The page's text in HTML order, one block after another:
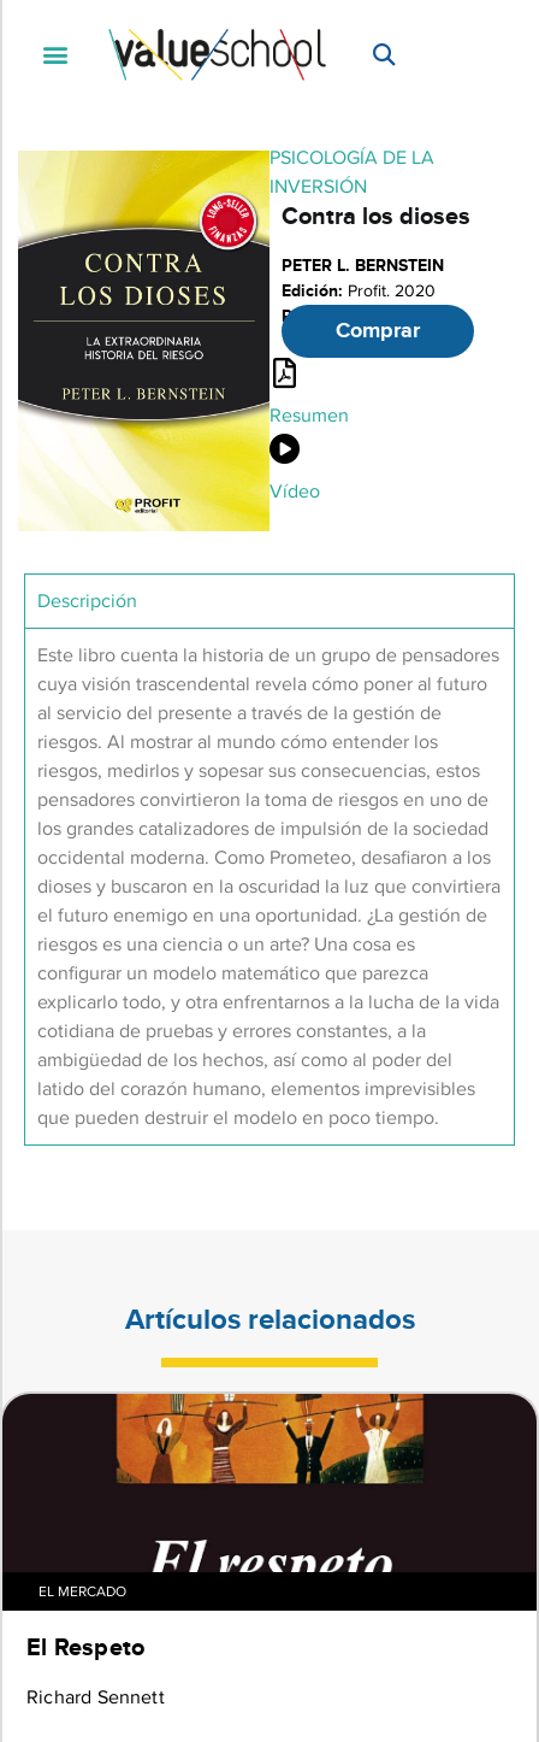
PSICOLOGÍA DE LA
INVERSIÓN
Contra los dioses
PETER L. BERNSTEIN
Edición: Profit. 2020
Páginas:Comprar
Resumen
Vídeo
Descripción
Este libro cuenta la historia de un grupo de pensadores
cuya visión trascendental revela cómo poner al futuro
al servicio del presente a través de la gestión de
riesgos. Al mostrar al mundo cómo entender los
riesgos, medirlos y sopesar sus consecuencias, estos
pensadores convirtieron la toma de riesgos en uno de
los grandes catalizadores de impulsión de la sociedad
occidental moderna. Como Prometeo, desafiaron a los
dioses y buscaron en la oscuridad la luz que convirtiera
el futuro enemigo en una oportunidad. ¿La gestión de
riesgos es una ciencia o un arte? Una cosa es
configurar un modelo matemático que parezca
explicarlo todo, y otra enfrentarnos a la lucha de la vida
cotidiana de pruebas y errores constantes, a la
ambigüedad de los hechos, así como al poder del
latido del corazón humano, elementos imprevisibles
que pueden destruir el modelo en poco tiempo.
Artículos relacionados
EL MERCADO
El Respeto
Richard Sennett